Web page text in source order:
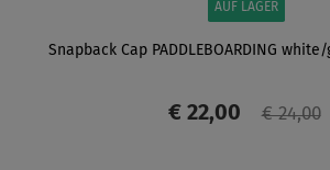
AUF LAGER
Snapback Cap PADDLEBOARDING
€ 22,00 € 24,00